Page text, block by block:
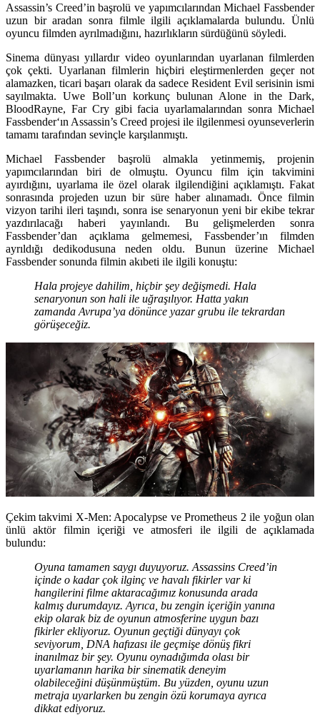
Assassin’s Creed’in başrolü ve yapımcılarından Michael Fassbender
uzun bir aradan sonra filmle ilgili açıklamalarda bulundu. Ünlü
oyuncu filmden ayrılmadığını, hazırlıkların sürdüğünü söyledi.
Sinema dünyası yıllardır video oyunlarından uyarlanan filmlerden
çok çekti. Uyarlanan filmlerin hiçbiri eleştirmenlerden geçer not
alamazken, ticari başarı olarak da sadeceResident Evil serisinin ismi
sayılmakta. Uwe Boll’un korkunç bulunan Alone in the Dark,
BloodRayne, Far Crygibi facia uyarlamalarından sonraMichael
Fassbender‘ın Assassin’s Creed projesi ile ilgilenmesi oyunseverlerin
tamamı tarafından sevinçle karşılanmıştı.
Michael Fassbender başrolü almakla yetinmemiş, projenin
yapımcılarından biri de olmuştu. Oyuncu film için takvimini
ayırdığını, uyarlama ile özel olarak ilgilendiğini açıklamıştı. Fakat
sonrasında projeden uzun bir süre haber alınamadı. Önce filmin
vizyon tarihi ileri taşındı, sonra ise senaryonun yeni bir ekibe tekrar
yazdırılacağı haberi yayınlandı. Bu gelişmelerden sonra
Fassbender’dan açıklama gelmemesi, Fassbender’ın filmden
ayrıldığı dedikodusuna neden oldu. Bunun üzerine Michael
Fassbender sonunda filmin akıbeti ile ilgili konuştu:
Hala projeye dahilim, hiçbir şey değişmedi. Hala
senaryonun son hali ile uğraşılıyor. Hatta yakın
zamanda Avrupa’ya dönünce yazar grubu ile tekrardan
görüşeceğiz.
Çekim takvimi X-Men: Apocalypse vePrometheus 2 ile yoğun olan
ünlü aktör filmin içeriği ve atmosferi ile ilgili de açıklamada
bulundu:
Oyuna tamamen saygı duyuyoruz. Assassins Creed’in
içinde o kadar çok ilginç ve havalı fikirler var ki
hangilerini filme aktaracağımız konusunda arada
kalmış durumdayız. Ayrıca, bu zengin içeriğin yanına
ekip olarak biz de oyunun atmosferine uygun bazı
fikirler ekliyoruz. Oyunun geçtiği dünyayı çok
seviyorum, DNA hafızası ile geçmişe dönüş fikri
inanılmaz bir şey. Oyunu oynadığımda olası bir
uyarlamanın harika bir sinematik deneyim
olabileceğini düşünmüştüm. Bu yüzden, oyunu uzun
metraja uyarlarken bu zengin özü korumaya ayrıca
dikkat ediyoruz.